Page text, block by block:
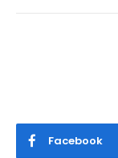
Facebook